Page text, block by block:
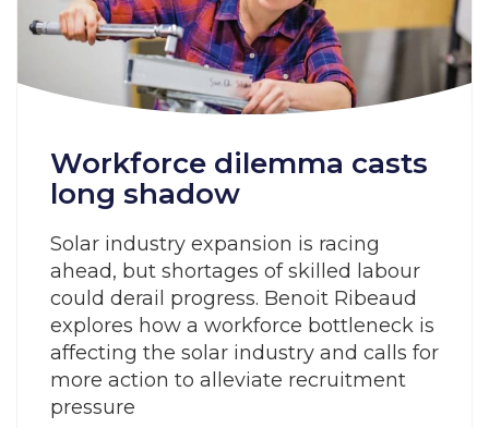
Workforce dilemma casts
long shadow
Solar industry expansion is racing
ahead, but shortages of skilled labour
could derail progress. Benoit Ribeaud
explores how a workforce bottleneck is
affecting the solar industry and calls for
more action to alleviate recruitment
pressure